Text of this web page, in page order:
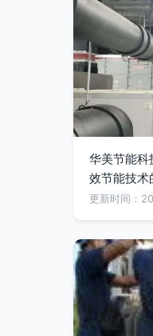
华美节能科
效节能技术
更新时间：